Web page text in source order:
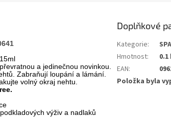
641
15ml
a jedinečnou novinkou.
Zabraňují loupání a lámání.
volný okraj nehtu.
výživ a nadlaků
Doplňkové
Kategorie:
Hmotnost:
0.1
EAN:
Položka byla